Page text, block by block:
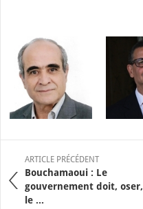
ARTICLE PRÉCÉDENT
Bouchamaoui : Le
gouvernement doit, oser,
le ...